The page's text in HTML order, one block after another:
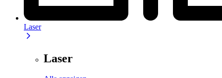
Laser
Laser